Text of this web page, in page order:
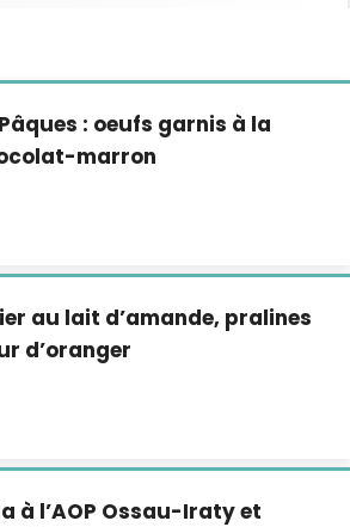
: oeufs garnis à la
marron
au lait d’amande, pralines
d’oranger
à l’AOP Ossau-Iraty et